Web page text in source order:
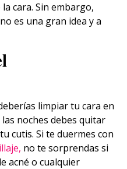
cara. Sin embargo,
es una gran idea y a
limpiar tu cara en
noches debes quitar
cutis. Si te duermes con
no te sorprendas si
acné o cualquier